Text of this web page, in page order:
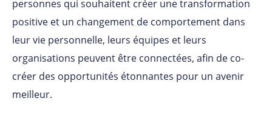
personnes qui souhaitent créer une transformation
positive et un changement de comportement dans
leur vie personnelle, leurs équipes et leurs
organisations peuvent être connectées, afin de co-
créer des opportunités étonnantes pour un avenir
meilleur.